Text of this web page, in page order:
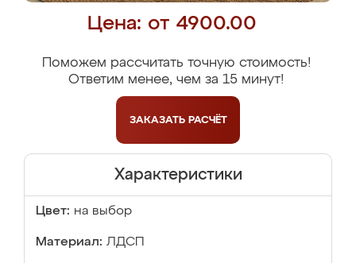
Цена: от 4900.00
Поможем рассчитать точную стоимость!
Ответим менее, чем за 15 минут!
ЗАКАЗАТЬ РАСЧЁТ
Характеристики
Цвет: на выбор
Материал: ЛДСП